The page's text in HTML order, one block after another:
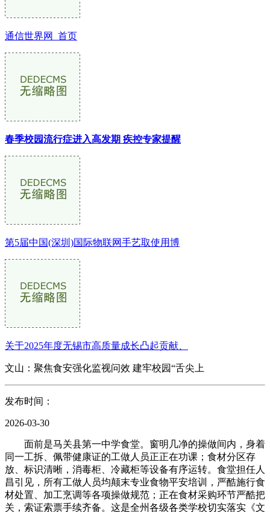
通信世界网_首页
春季校园流行症进入高发期 疾控专家提醒
第5届中国(深圳)国际物联网手艺取使用博
关于2025年度无锡市高质量成长凸起贡献、
文山：聚焦食安强化监视问效 建牢校园“舌尖上
发布时间：
2026-03-30
面前是马关县第一中学食堂。窗明几净的操做间内，身着
同一工拆、佩带健康证的工做人员正正在功课；食材分区存
放、标识清晰，消毒柜、冷藏柜等设备有序运转。食堂担任人
昌引见，所有工做人员均颠末专业食物平安培训，严酷施行食
材处置、加工烹调等各项操做规范；正在食材采购环节严酷把
关，索证索票手续齐备。这是全州各级各类学校切实落实《文